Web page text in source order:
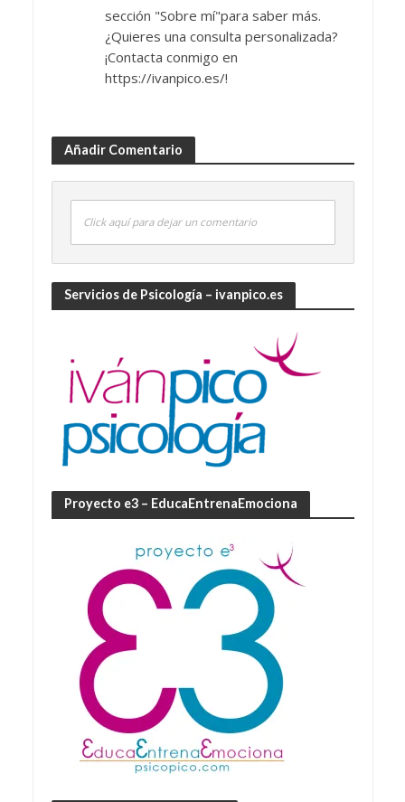
sección "Sobre mí"para saber más.
¿Quieres una consulta personalizada?
¡Contacta conmigo en
https://ivanpico.es/!
Añadir Comentario
Click aquí para dejar un comentario
Servicios de Psicología – ivanpico.es
Proyecto e3 – EducaEntrenaEmociona